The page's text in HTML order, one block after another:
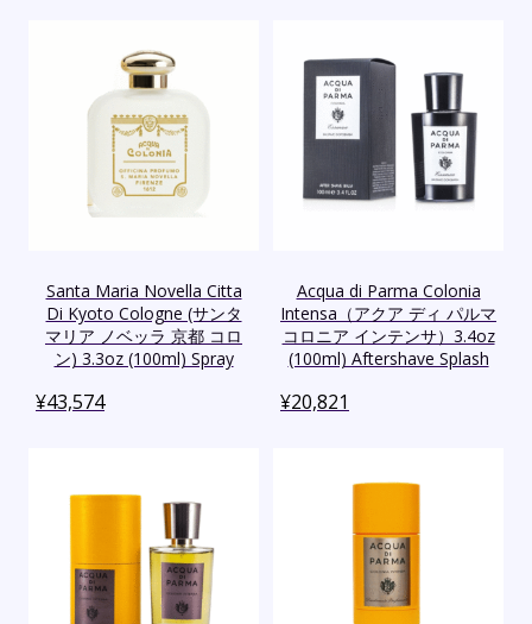
Santa Maria Novella Citta
Di Kyoto Cologne (サンタ
マリア ノベッラ 京都 コロ
ン) 3.3oz (100ml) Spray
¥43,574
Acqua di Parma Colonia
Intensa（アクア ディ パルマ
コロニア インテンサ）3.4oz
(100ml) Aftershave Splash
¥20,821